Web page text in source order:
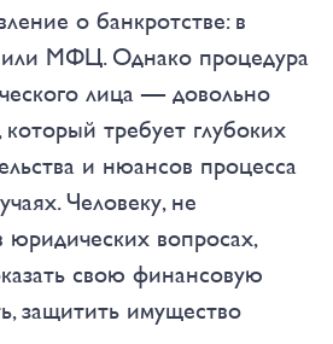
о банкротстве: в
МФЦ. Однако процедура
лица — довольно
требует глубоких
и нюансов процесса
Человеку, не
вопросах,
свою финансовую
защитить имущество